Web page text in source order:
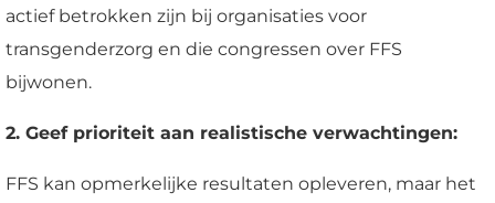
actief betrokken zijn bij organisaties voor
transgenderzorg en die congressen over FFS
bijwonen.
2. Geef prioriteit aan realistische verwachtingen:
FFS kan opmerkelijke resultaten opleveren, maar het